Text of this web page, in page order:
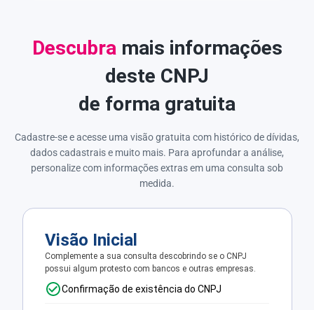
Descubra mais informações
deste CNPJ
de forma gratuita
Cadastre-se e acesse uma visão gratuita com histórico de dívidas,
dados cadastrais e muito mais. Para aprofundar a análise,
personalize com informações extras em uma consulta sob
medida.
Visão Inicial
Complemente a sua consulta descobrindo se o CNPJ
possui algum protesto com bancos e outras empresas.
Confirmação de existência do CNPJ